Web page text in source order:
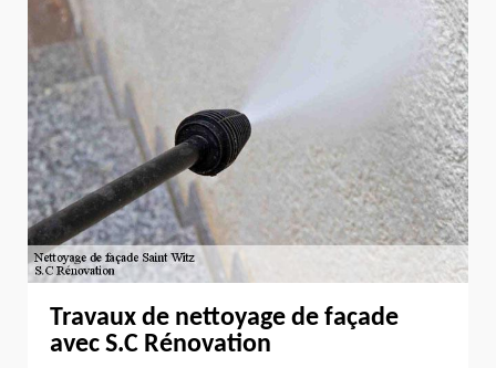
Travaux de nettoyage de façade
avec S.C Rénovation